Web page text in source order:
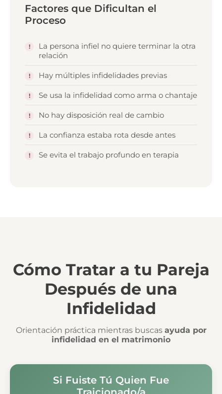
Factores que Dificultan el
Proceso
La persona infiel no quiere terminar la otra
relación
Hay múltiples infidelidades previas
Se usa la infidelidad como arma o chantaje
No hay disposición real de cambio
La confianza estaba rota desde antes
Se evita el trabajo profundo en terapia
Cómo Tratar a tu Pareja
Después de una
Infidelidad
Orientación práctica mientras buscas ayuda por
infidelidad en el matrimonio
Si Fuiste Tú Quien Fue